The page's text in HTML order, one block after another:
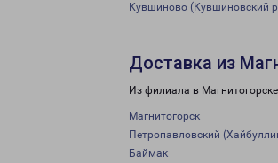
Кувшиново (Кувшиновский
Доставка из
Из филиала в
Магнитогорск
Петропавловский
Баймак